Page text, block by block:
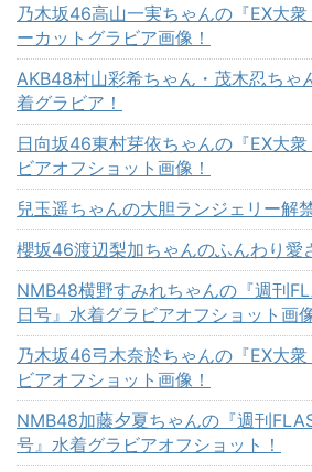
乃木坂46高山一実ちゃんの『EX大
ーカットグラビア画像！
AKB48村山彩希ちゃん・茂木忍ちゃ
着グラビア！
日向坂46東村芽依ちゃんの『EX大
ビアオフショット画像！
兒玉遥ちゃんの大胆ランジェリー解
櫻坂46渡辺梨加ちゃんのふんわり愛
NMB48横野すみれちゃんの『週刊
日号』水着グラビアオフショット画
乃木坂46弓木奈於ちゃんの『EX大
ビアオフショット画像！
NMB48加藤夕夏ちゃんの『週刊
号』水着グラビアオフショット！